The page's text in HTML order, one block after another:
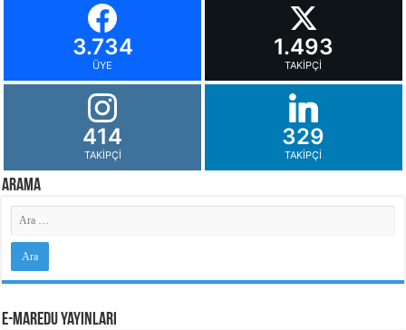
3.734
ÜYE
1.493
TAKIPÇI
414
TAKIPÇI
329
TAKIPÇI
Arama
e-MarEdu Yayınları